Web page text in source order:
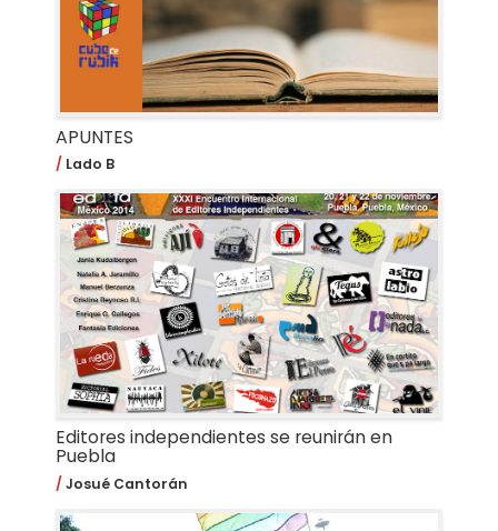
APUNTES
Lado B
Editores independientes se reunirán en
Puebla
Josué Cantorán